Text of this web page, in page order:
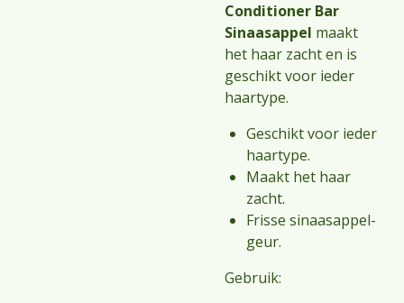
Conditioner Bar
Sinaasappel maakt
het haar zacht en is
geschikt voor ieder
haartype.
Geschikt voor ieder
haartype.
Maakt het haar
zacht.
Frisse sinaasappel-
geur.
Gebruik: